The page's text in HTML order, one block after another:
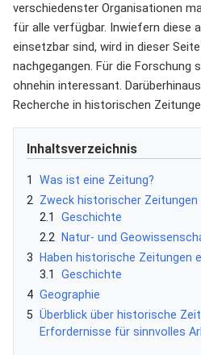
verschiedenster Organisationen
für alle verfügbar. Inwiefern diese
einsetzbar sind, wird in dieser
nachgegangen. Für die Forschung
ohnehin interessant.
Recherche in historischen
Inhaltsverzeichnis
1
Was ist eine Zeitung?
2
Zweck historischer Zeitungen
2.1
Geschichte
2.2
Natur- und
3
Haben historische Zeitungen
3.1
Geschichte
4 Geographie
5 Überblick über historische
Erfordernisse für sinnvolles